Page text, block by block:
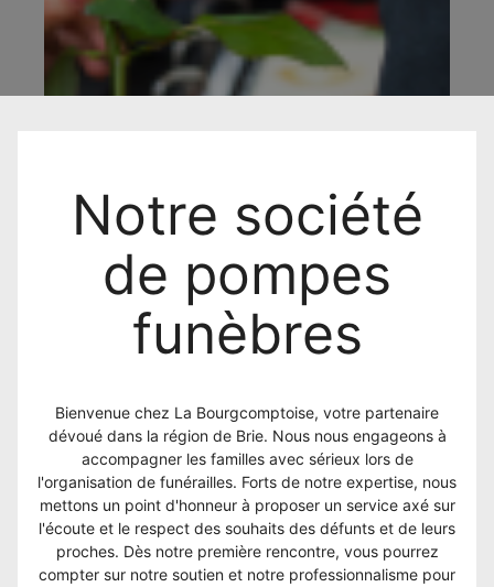
Notre société
de pompes
funèbres
Bienvenue chez La Bourgcomptoise, votre partenaire
dévoué dans la région de Brie. Nous nous engageons à
accompagner les familles avec sérieux lors de
l'organisation de funérailles. Forts de notre expertise, nous
mettons un point d'honneur à proposer un service axé sur
l'écoute et le respect des souhaits des défunts et de leurs
proches. Dès notre première rencontre, vous pourrez
compter sur notre soutien et notre professionnalisme pour